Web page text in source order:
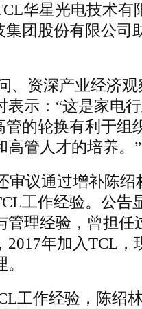
华星光电技术有
团股份有限公司
、资深产业经济
表示：“这是家电
的轮换有利于组
高管人才的培养。”
审议通过增补陈
工作经验。公告
管理经验，曾担任
2017年加入TCL，
工作经验，陈绍